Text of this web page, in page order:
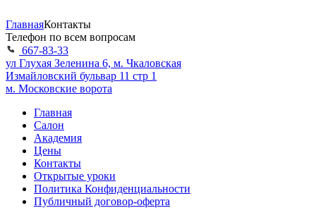
ГлавнаяКонтакты
Телефон по всем вопросам
667-83-33
ул Глухая Зеленина 6, м. Чкаловская
Измайловский бульвар 11 стр 1
м. Московские ворота
Главная
Салон
Академия
Цены
Контакты
Открытые уроки
Политика Конфиденциальности
Публичный договор-оферта